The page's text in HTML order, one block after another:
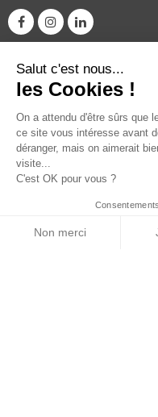
Avec le soutien
Mentions légales
Salut c'est nous...
les Cookies !
On a attendu d'être sûrs que
ce site vous intéresse avant
déranger, mais on aimerait
visite...
C'est OK pour vous ?
Non merci